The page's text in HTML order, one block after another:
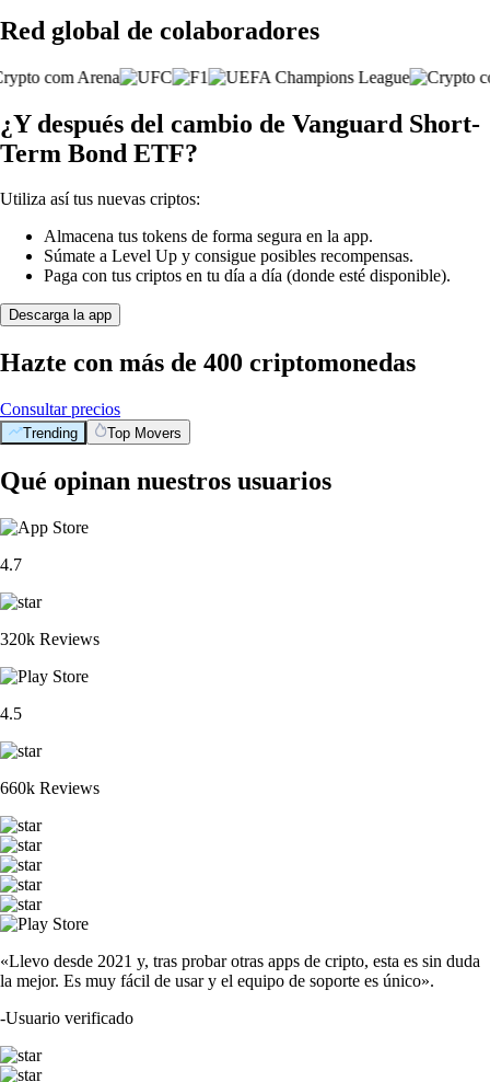
Red global de colaboradores
¿Y después del cambio de Vanguard Short-
Term Bond ETF?
Utiliza así tus nuevas criptos:
Almacena tus tokens de forma segura en la app.
Súmate a Level Up y consigue posibles recompensas.
Paga con tus criptos en tu día a día (donde esté disponible).
Descarga la app
Hazte con más de 400 criptomonedas
Consultar precios
Trending Top Movers
Qué opinan nuestros usuarios
4.7
320k Reviews
4.5
660k Reviews
«Llevo desde 2021 y, tras probar otras apps de cripto, esta es sin duda
la mejor. Es muy fácil de usar y el equipo de soporte es único».
-Usuario verificado